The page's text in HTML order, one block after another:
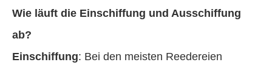
Wie läuft die Einschiffung und Ausschiffung
ab?
Einschiffung: Bei den meisten Reedereien